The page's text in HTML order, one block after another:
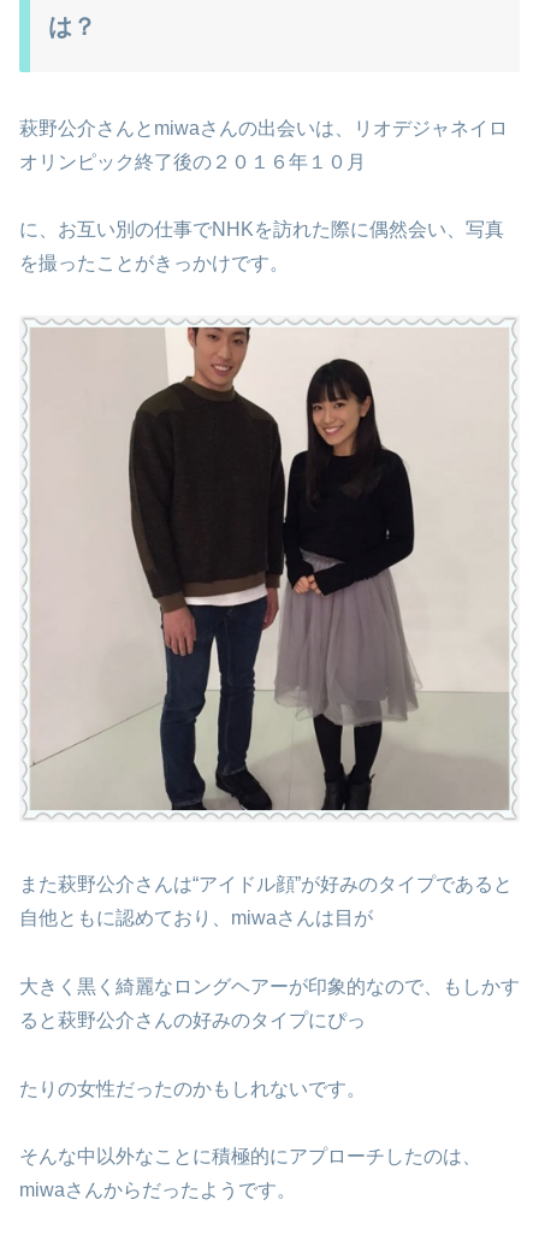
は？
萩野公介さんとmiwaさんの出会いは、リオデジャネイロ
オリンピック終了後の２０１６年１０月
に、お互い別の仕事でNHKを訪れた際に偶然会い、写真
を撮ったことがきっかけです。
また萩野公介さんは“アイドル顔”が好みのタイプであると
自他ともに認めており、miwaさんは目が
大きく黒く綺麗なロングヘアーが印象的なので、もしかす
ると萩野公介さんの好みのタイプにぴっ
たりの女性だったのかもしれないです。
そんな中以外なことに積極的にアプローチしたのは、
miwaさんからだったようです。